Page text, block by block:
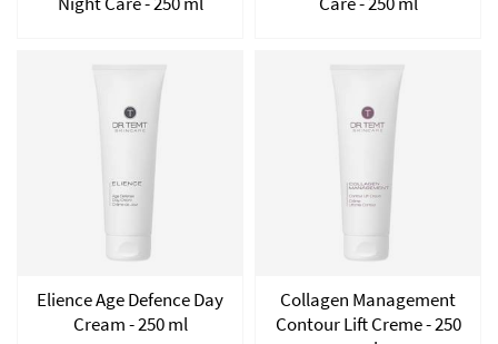
Elience Age Defence Day
Cream - 250 ml
Collagen Management
Contour Lift Creme - 250